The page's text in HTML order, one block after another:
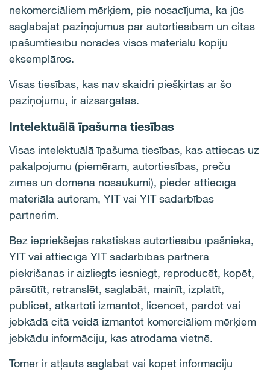
nekomerciāliem mērķiem, pie nosacījuma, ka jūs
saglabājat paziņojumus par autortiesībām un citas
īpašumtiesību norādes visos materiālu kopiju
eksemplāros.
Visas tiesības, kas nav skaidri piešķirtas ar šo
paziņojumu, ir aizsargātas.
Intelektuālā īpašuma tiesības
Visas intelektuālā īpašuma tiesības, kas attiecas uz
pakalpojumu (piemēram, autortiesības, preču
zīmes un domēna nosaukumi), pieder attiecīgā
materiāla autoram, YIT vai YIT sadarbības
partnerim.
Bez iepriekšējas rakstiskas autortiesību īpašnieka,
YIT vai attiecīgā YIT sadarbības partnera
piekrišanas ir aizliegts iesniegt, reproducēt, kopēt,
pārsūtīt, retranslēt, saglabāt, mainīt, izplatīt,
publicēt, atkārtoti izmantot, licencēt, pārdot vai
jebkādā citā veidā izmantot komerciāliem mērķiem
jebkādu informāciju, kas atrodama vietnē.
Tomēr ir atļauts saglabāt vai kopēt informāciju